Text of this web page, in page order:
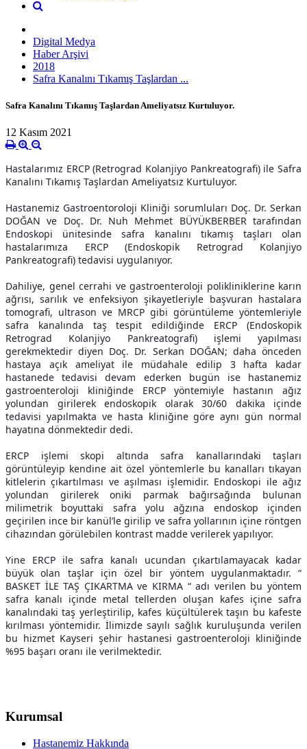
Digital Medya
Haber Arşivi
2018
Safra Kanalını Tıkamış Taşlardan ...
Safra Kanalını Tıkamış Taşlardan Ameliyatsız Kurtuluyor.
12 Kasım 2021
Hastalarımız ERCP (Retrograd Kolanjiyo Pankreatografi) ile Safra
Kanalını Tıkamış Taşlardan Ameliyatsız Kurtuluyor.
Hastanemiz Gastroentoroloji Kliniği sorumluları Doç. Dr. Serkan
DOĞAN ve Doç. Dr. Nuh Mehmet BÜYÜKBERBER tarafından
Endoskopi ünitesinde safra kanalını tıkamış taşları olan
hastalarımıza ERCP (Endoskopik Retrograd Kolanjiyo
Pankreatografi) tedavisi uygulanıyor.
Dahiliye, genel cerrahi ve gastroenteroloji polikliniklerine karın
ağrısı, sarılık ve enfeksiyon şikayetleriyle başvuran hastalara
tomografi, ultrason ve MRCP gibi görüntüleme yöntemleriyle
safra kanalında taş tespit edildiğinde ERCP (Endoskopik
Retrograd Kolanjiyo Pankreatografi) işlemi yapılması
gerekmektedir diyen Doç. Dr. Serkan DOĞAN; daha önceden
hastaya açık ameliyat ile müdahale edilip 3 hafta kadar
hastanede tedavisi devam ederken bugün ise hastanemiz
gastroenteroloji kliniğinde ERCP yöntemiyle hastanın ağız
yolundan girilerek endoskopik olarak 30/60 dakika içinde
tedavisi yapılmakta ve hasta kliniğine göre aynı gün normal
hayatına dönmektedir dedi.
ERCP işlemi skopi altında safra kanallarındaki taşları
görüntüleyip kendine ait özel yöntemlerle bu kanalları tıkayan
kitlelerin çıkartılması ve aşılması işlemidir. Endoskopi ile ağız
yolundan girilerek oniki parmak bağırsağında bulunan
milimetrik boyuttaki safra yolu ağzına endoskop içinden
geçirilen ince bir kanül’le girilip ve safra yollarının içine röntgen
cihazından görülebilen kontrast madde verilerek yapılıyor.
Yine ERCP ile safra kanalı ucundan çıkartılamayacak kadar
büyük olan taşlar için özel bir yöntem uygulanmaktadır. “
BASKET İLE TAŞ ÇIKARTMA ve KIRMA “ adı verilen bu yöntem
safra kanalı içinde metal tellerden oluşan kafes içine safra
kanalındaki taş yerleştirilip, kafes küçültülerek taşın bu kafeste
kırılması yöntemidir. İlimizde sayılı sağlık kuruluşunda verilen
bu hizmet Kayseri şehir hastanesi gastroenteroloji kliniğinde
%95 başarı oranı ile verilmektedir.
Kurumsal
Hastanemiz Hakkında